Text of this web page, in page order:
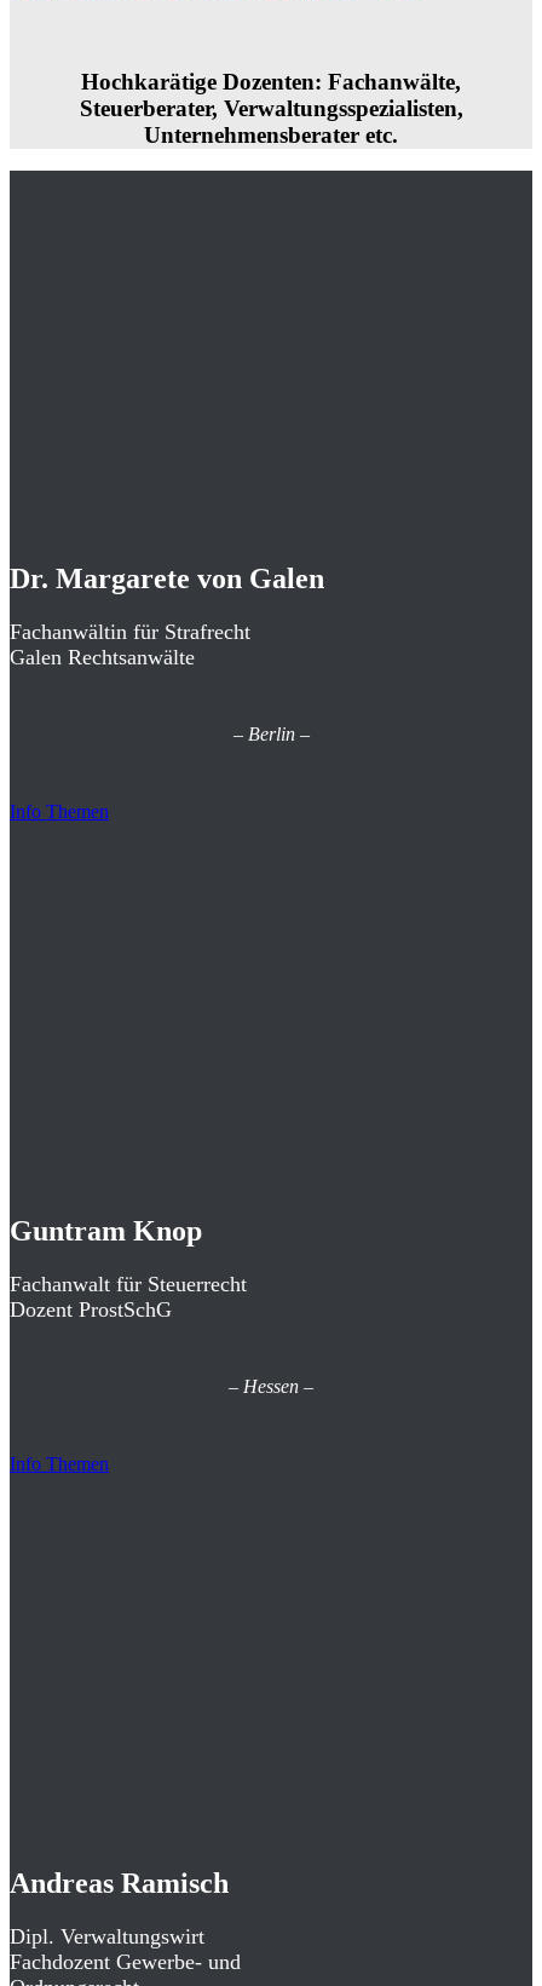
Hochkarätige Dozenten: Fachanwälte,
Steuerberater, Verwaltungsspezialisten,
Unternehmensberater etc.
Dr. Margarete von Galen
Fachanwältin für Strafrecht
Galen Rechtsanwälte
– Berlin–
Info Themen
Guntram Knop
Fachanwalt für Steuerrecht
Dozent ProstSchG
– Hessen –
Info Themen
Andreas Ramisch
Dipl. Verwaltungswirt
Fachdozent Gewerbe- und